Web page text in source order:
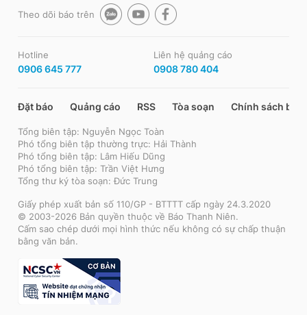
Theo dõi báo trên
Hotline
0906 645 777
Liên hệ quảng cáo
0908 780 404
Đặt báo Quảng cáo RSS Tòa soạn Chính sách bảo
Tổng biên tập: Nguyễn Ngọc Toàn
Phó tổng biên tập thường trực: Hải Thành
Phó tổng biên tập: Lâm Hiếu Dũng
Phó tổng biên tập: Trần Việt Hưng
Tổng thư ký tòa soạn: Đức Trung
Giấy phép xuất bản số 110/GP - BTTTT cấp ngày 24.3.2020
© 2003-2026 Bản quyền thuộc về Báo Thanh Niên.
Cấm sao chép dưới mọi hình thức nếu không có sự chấp thuận
bằng văn bản.